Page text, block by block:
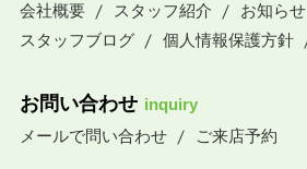
会社概要
スタッフ紹介 お知らせ
スタッフブログ
個人情報保護方針
お問い合わせ inquiry
メールで問い合わせ
ご来店予約